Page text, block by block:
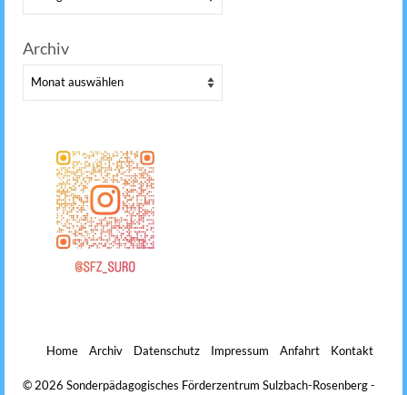
Archiv
Archiv
Home Archiv Datenschutz Impressum Anfahrt Kontakt
© 2026 Sonderpädagogisches Förderzentrum Sulzbach-Rosenberg -